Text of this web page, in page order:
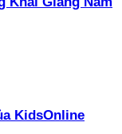
KidsOnline